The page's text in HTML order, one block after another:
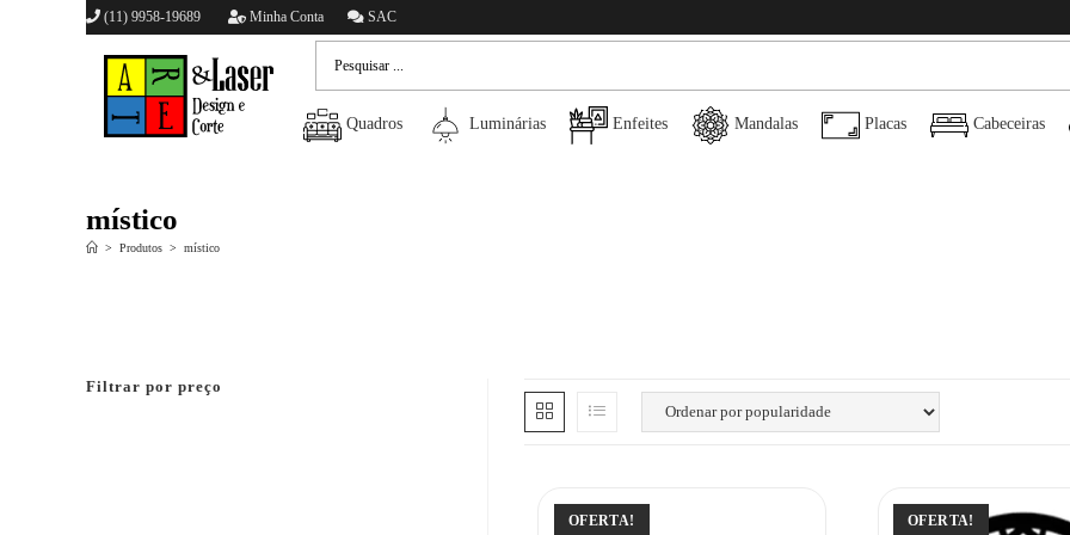
(11) 9958-19689 Minha Conta SAC
Quadros Luminárias Enfeites Mandalas Placas Cabeceiras
místico
> Produtos > místico
OFERTA! OFERTA!
Filtrar por preço